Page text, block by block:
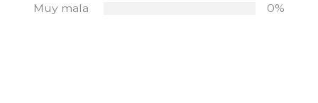
Muy mala
0%